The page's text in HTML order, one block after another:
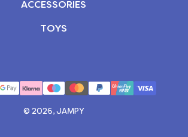
ACCESSORIES
TOYS
© 2026, JAMPY